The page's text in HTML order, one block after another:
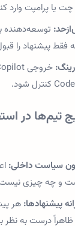
یا پرامپت وارد
توسعه‌دهنده
فقط پیشنهاد را
سیاست داخلی:
و چه چیزی
پیشنهادها: هر
درست به نظر